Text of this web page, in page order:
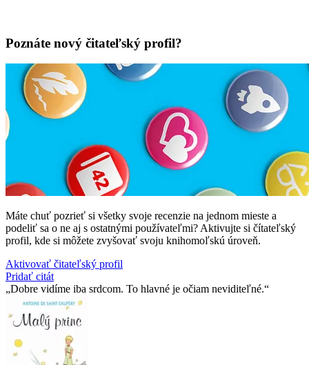
Poznáte nový čitateľský profil?
Máte chuť pozrieť si všetky svoje recenzie na jednom mieste a
podeliť sa o ne aj s ostatnými používateľmi? Aktivujte si čítateľský
profil, kde si môžete zvyšovať svoju knihomoľskú úroveň.
Aktivovať čitateľský profil
Pridať citát
Dobre vidíme iba srdcom. To hlavné je očiam neviditeľné.